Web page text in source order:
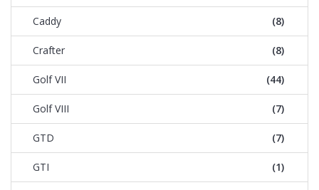
Caddy (8)
Crafter (8)
Golf VII (44)
Golf VIII (7)
GTD (7)
GTI (1)